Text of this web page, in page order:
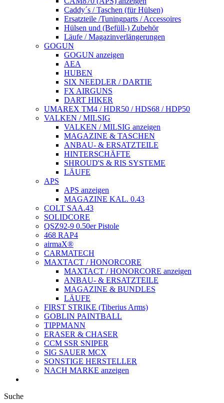
Caddy´s / Taschen (für Hülsen)
Ersatzteile /Tuningparts / Accessoires
Hülsen und (Befüll-) Zubehör
Läufe / Magazinverlängerungen
GOGUN
GOGUN anzeigen
AEA
HUBEN
SIX NEEDLER / DARTIE
FX AIRGUNS
DART HIKER
UMAREX TM4 / HDR50 / HDS68 / HDP50
VALKEN / MILSIG
VALKEN / MILSIG anzeigen
MAGAZINE & TASCHEN
ANBAU- & ERSATZTEILE
HINTERSCHÄFTE
SHROUD'S & RIS SYSTEME
LÄUFE
APS
APS anzeigen
MAGAZINE KAL. 0.43
COLT SAA.43
SOLIDCORE
QSZ92-9 0.50er Pistole
468 RAP4
airmaX®
CARMATECH
MAXTACT / HONORCORE
MAXTACT / HONORCORE anzeigen
ANBAU- & ERSATZTEILE
MAGAZINE & BUNDLES
LÄUFE
FIRST STRIKE (Tiberius Arms)
GOBLIN PAINTBALL
TIPPMANN
ERASER & CHASER
CCM SSR SNIPER
SIG SAUER MCX
SONSTIGE HERSTELLER
NACH MARKE anzeigen
Suche